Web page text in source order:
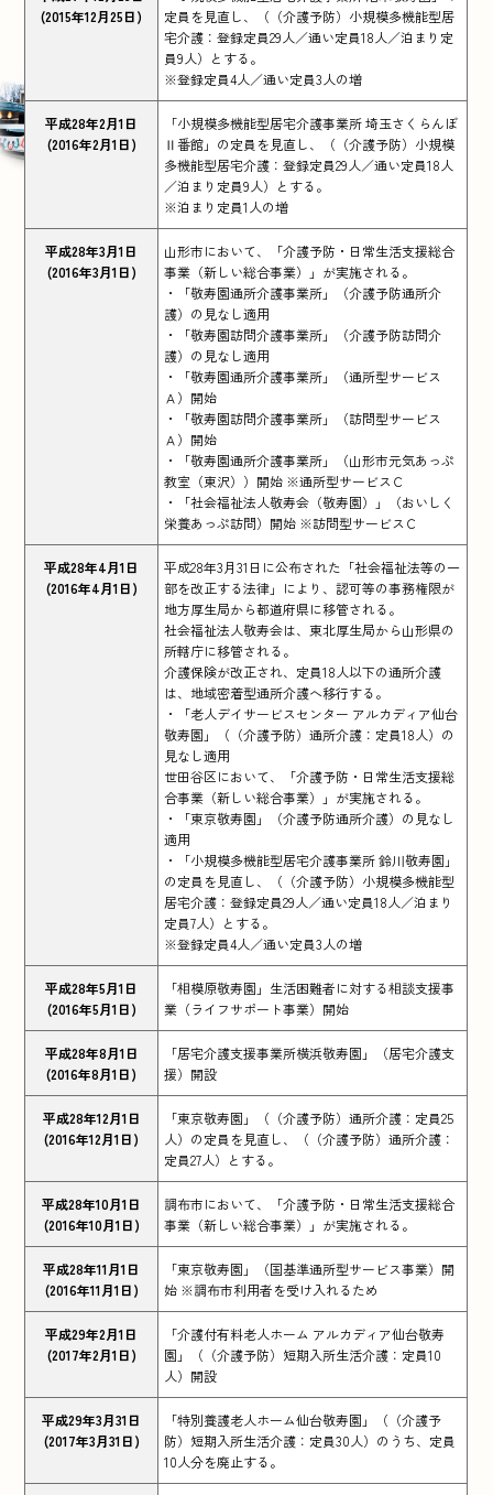
(2015年12月25日)
定員を見直し、（（介護予防）小規模多機能型居
宅介護：登録定員29人／通い定員18人／泊まり定
員9人）とする。
※登録定員4人／通い定員3人の増
平成28年2月1日
(2016年2月1日)
「小規模多機能型居宅介護事業所 埼玉さくらんぼ
Ⅱ番館」の定員を見直し、（（介護予防）小規模
多機能型居宅介護：登録定員29人／通い定員18人
／泊まり定員9人）とする。
※泊まり定員1人の増
平成28年3月1日
(2016年3月1日)
山形市において、「介護予防・日常生活支援総合
事業（新しい総合事業）」が実施される。
・「敬寿園通所介護事業所」（介護予防通所介
護）の見なし適用
・「敬寿園訪問介護事業所」（介護予防訪問介
護）の見なし適用
・「敬寿園通所介護事業所」（通所型サービス
Ａ）開始
・「敬寿園訪問介護事業所」（訪問型サービス
Ａ）開始
・「敬寿園通所介護事業所」（山形市元気あっぷ
教室（東沢））開始 ※通所型サービスＣ
・「社会福祉法人敬寿会（敬寿園）」（おいしく
栄養あっぷ訪問）開始 ※訪問型サービスＣ
平成28年4月1日
(2016年4月1日)
平成28年3月31日に公布された「社会福祉法等の一
部を改正する法律」により、認可等の事務権限が
地方厚生局から都道府県に移管される。
社会福祉法人敬寿会は、東北厚生局から山形県の
所轄庁に移管される。
介護保険が改正され、定員18人以下の通所介護
は、地域密着型通所介護へ移行する。
・「老人デイサービスセンター アルカディア仙台
敬寿園」（（介護予防）通所介護：定員18人）の
見なし適用
世田谷区において、「介護予防・日常生活支援総
合事業（新しい総合事業）」が実施される。
・「東京敬寿園」（介護予防通所介護）の見なし
適用
・「小規模多機能型居宅介護事業所 鈴川敬寿園」
の定員を見直し、（（介護予防）小規模多機能型
居宅介護：登録定員29人／通い定員18人／泊まり
定員7人）とする。
※登録定員4人／通い定員3人の増
平成28年5月1日
(2016年5月1日)
「相模原敬寿園」生活困難者に対する相談支援事
業（ライフサポート事業）開始
平成28年8月1日
(2016年8月1日)
「居宅介護支援事業所横浜敬寿園」（居宅介護支
援）開設
平成28年12月1日
(2016年12月1日)
「東京敬寿園」（（介護予防）通所介護：定員25
人）の定員を見直し、（（介護予防）通所介護：
定員27人）とする。
平成28年10月1日
(2016年10月1日)
調布市において、「介護予防・日常生活支援総合
事業（新しい総合事業）」が実施される。
平成28年11月1日
(2016年11月1日)
「東京敬寿園」（国基準通所型サービス事業）開
始 ※調布市利用者を受け入れるため
平成29年2月1日
(2017年2月1日)
「介護付有料老人ホーム アルカディア仙台敬寿
園」（（介護予防）短期入所生活介護：定員10
人）開設
平成29年3月31日
(2017年3月31日)
「特別養護老人ホーム仙台敬寿園」（（介護予
防）短期入所生活介護：定員30人）のうち、定員
10人分を廃止する。